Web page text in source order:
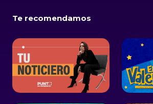
Te recomendamos